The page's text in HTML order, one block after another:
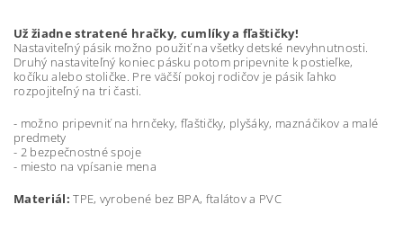
Už žiadne stratené hračky, cumlíky a fľaštičky!
Nastaviteľný pásik možno použiť na všetky detské nevyhnutnosti.
Druhý nastaviteľný koniec pásku potom pripevnite k postieľke,
kočíku alebo stoličke. Pre väčší pokoj rodičov je pásik ľahko
rozpojiteľný na tri časti.
- možno pripevniť na hrnčeky, fľaštičky, plyšáky, maznáčikov a malé
predmety
- 2 bezpečnostné spoje
- miesto na vpísanie mena
Materiál: TPE, vyrobené bez BPA, ftalátov a PVC